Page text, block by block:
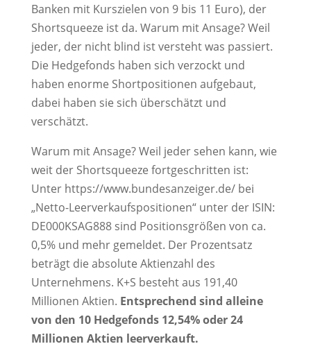
Banken mit Kurszielen von 9 bis 11 Euro), der
Shortsqueeze ist da. Warum mit Ansage? Weil
jeder, der nicht blind ist versteht was passiert.
Die Hedgefonds haben sich verzockt und
haben enorme Shortpositionen aufgebaut,
dabei haben sie sich überschätzt und
verschätzt.
Warum mit Ansage? Weil jeder sehen kann, wie
weit der Shortsqueeze fortgeschritten ist:
Unter https://www.bundesanzeiger.de/ bei
„Netto-Leerverkaufspositionen“ unter der ISIN:
DE000KSAG888 sind Positionsgrößen von ca.
0,5% und mehr gemeldet. Der Prozentsatz
beträgt die absolute Aktienzahl des
Unternehmens. K+S besteht aus 191,40
Millionen Aktien. Entsprechend sind alleine
von den 10 Hedgefonds 12,54% oder 24
Millionen Aktien leerverkauft.